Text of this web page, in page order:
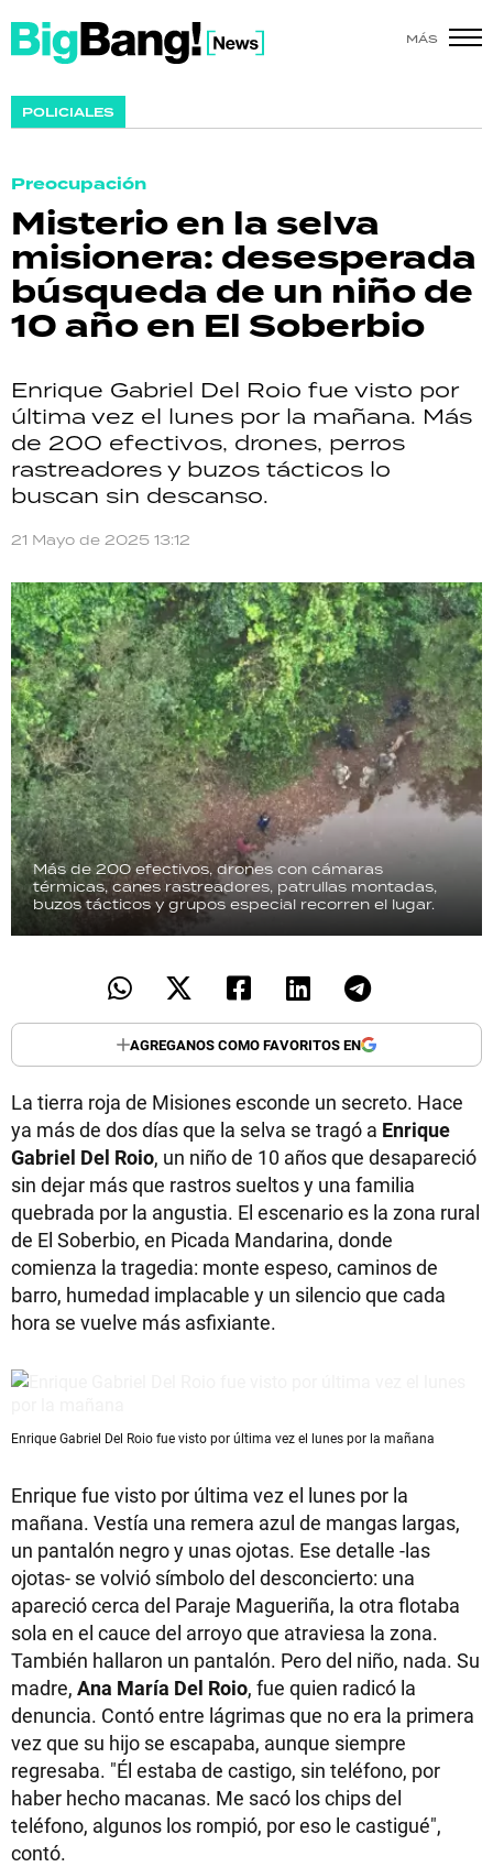
MÁS
POLICIALES
Preocupación
Misterio en la selva
misionera: desesperada
búsqueda de un niño de
10 año en El Soberbio
Enrique Gabriel Del Roio fue visto por
última vez el lunes por la mañana. Más
de 200 efectivos, drones, perros
rastreadores y buzos tácticos lo
buscan sin descanso.
21 Mayo de 2025 13:12
Más de 200 efectivos, drones con cámaras
térmicas, canes rastreadores, patrullas montadas,
buzos tácticos y grupos especial recorren el lugar.
AGREGANOS COMO FAVORITOS EN
La tierra roja de Misiones esconde un secreto. Hace
ya más de dos días que la selva se tragó a Enrique
Gabriel Del Roio, un niño de 10 años que desapareció
sin dejar más que rastros sueltos y una familia
quebrada por la angustia. El escenario es la zona rural
de El Soberbio, en Picada Mandarina, donde
comienza la tragedia: monte espeso, caminos de
barro, humedad implacable y un silencio que cada
hora se vuelve más asfixiante.
Enrique Gabriel Del Roio fue visto por última vez el lunes por la mañana
Enrique fue visto por última vez el lunes por la
mañana. Vestía una remera azul de mangas largas,
un pantalón negro y unas ojotas. Ese detalle -las
ojotas- se volvió símbolo del desconcierto: una
apareció cerca del Paraje Magueriña, la otra flotaba
sola en el cauce del arroyo que atraviesa la zona.
También hallaron un pantalón. Pero del niño, nada. Su
madre, Ana María Del Roio, fue quien radicó la
denuncia. Contó entre lágrimas que no era la primera
vez que su hijo se escapaba, aunque siempre
regresaba. "Él estaba de castigo, sin teléfono, por
haber hecho macanas. Me sacó los chips del
teléfono, algunos los rompió, por eso le castigué",
contó.
SHOW
ACTUALIDAD
POLICIALES
ECONOMÍA
SALUD
DEPORTES
TECNOLOGÍA
RECETAS
PALABRAS
HORÓSCOPO
Seguinos